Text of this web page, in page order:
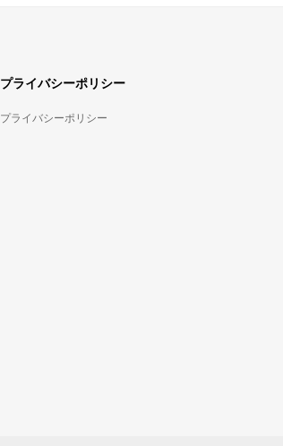
プライバシーポリシー
プライバシーポリシー